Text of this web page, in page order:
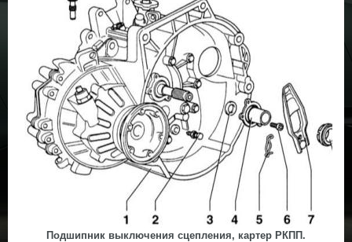
Подшипник выключения сцепления, картер РКПП.